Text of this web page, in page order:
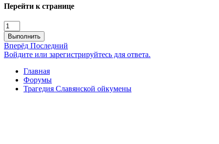
Перейти к странице
Выполнить
Вперёд Последний
Войдите или зарегистрируйтесь для ответа.
Главная
Форумы
Трагедия Славянской ойкумены